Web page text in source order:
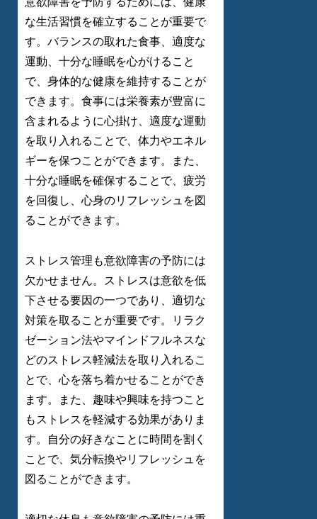
な生活習慣を確立することが重要で
す。バランスの取れた食事、適度な
運動、十分な睡眠を心がけること
で、身体的な健康を維持することが
できます。食事には栄養素が豊富に
含まれるように心掛け、適度な運動
を取り入れることで、体力やエネル
ギーを保つことができます。また、
十分な睡眠を確保することで、疲労
を回復し、心身のリフレッシュを図
ることができます。
ストレス管理も意欲障害の予防には
欠かせません。ストレスは意欲を低
下させる要因の一つであり、適切な
対策を取ることが重要です。リラク
ゼーション法やマインドフルネスな
どのストレス軽減法を取り入れるこ
とで、心を落ち着かせることができ
ます。また、趣味や興味を持つこと
もストレスを軽減する効果がありま
す。自分の好きなことに時間を割く
ことで、気分転換やリフレッシュを
図ることができます。